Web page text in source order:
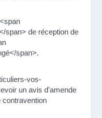
span> de réception de
span>.
vos-
un avis d'amende